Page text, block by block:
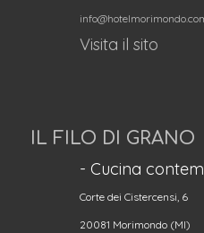
Visita il sito
IL FILO DI GRANO
- Cucina
Corte dei Cistercensi, 6
20081 Morimondo (MI)